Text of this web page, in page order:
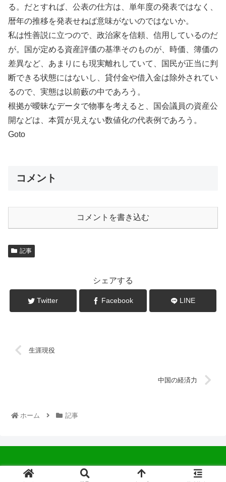
る。だとすれば、公表の仕方は、単年度の発表ではなく、
暦年の推移を発表せねば意味がないのではないか。
私は性善説に立つので、政治家を信頼、信用しているのだ
が。国が定める資産評価の基準そのものが、時価、簿価の
差異など、あまりにも現実離れしていて、国民が正当に判
断できる状態にはないし、貸付金や借入金は除外されてい
るので、実態は以前藪の中であろう。
根拠が曖昧なデータで物事を考えると、国会議員の資産公
開などは、本質が見えない数値化の代表例であろう。
Goto
コメント
コメントを書き込む
記事
シェアする
Twitter Facebook LINE
生涯現役
中国の経済力
ホーム 記事
© 2022 中広会長ブログ.